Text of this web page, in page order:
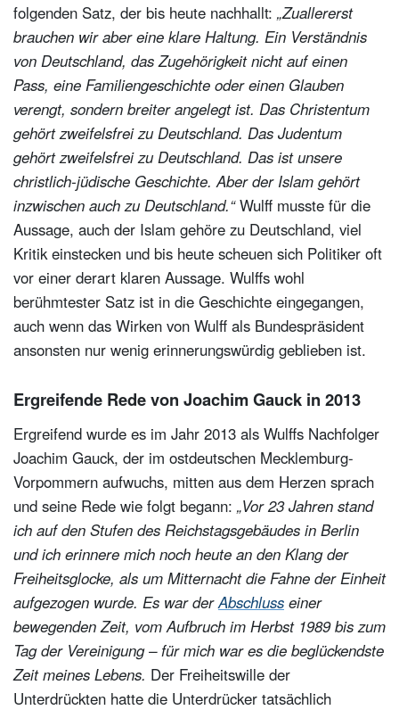
folgenden Satz, der bis heute nachhallt: „Zuallererst
brauchen wir aber eine klare Haltung. Ein Verständnis
von Deutschland, das Zugehörigkeit nicht auf einen
Pass, eine Familiengeschichte oder einen Glauben
verengt, sondern breiter angelegt ist. Das Christentum
gehört zweifelsfrei zu Deutschland. Das Judentum
gehört zweifelsfrei zu Deutschland. Das ist unsere
christlich-jüdische Geschichte. Aber der Islam gehört
inzwischen auch zu Deutschland.“Wulff musste für die
Aussage, auch der Islam gehöre zu Deutschland, viel
Kritik einstecken und bis heute scheuen sich Politiker oft
vor einer derart klaren Aussage. Wulffs wohl
berühmtester Satz ist in die Geschichte eingegangen,
auch wenn das Wirken von Wulff als Bundespräsident
ansonsten nur wenig erinnerungswürdig geblieben ist.
Ergreifende Rede von Joachim Gauck in 2013
Ergreifend wurde es im Jahr 2013 als Wulffs Nachfolger
Joachim Gauck, der im ostdeutschen Mecklemburg-
Vorpommern aufwuchs, mitten aus dem Herzen sprach
und seine Rede wie folgt begann: „Vor 23 Jahren stand
ich auf den Stufen des Reichstagsgebäudes in Berlin
und ich erinnere mich noch heute an den Klang der
Freiheitsglocke, als um Mitternacht die Fahne der Einheit
aufgezogen wurde. Es war derAbschluss einer
bewegenden Zeit, vom Aufbruch im Herbst 1989 bis zum
Tag der Vereinigung – für mich war es die beglückendste
Zeit meines Lebens. Der Freiheitswille der
Unterdrückten hatte die Unterdrücker tatsächlich